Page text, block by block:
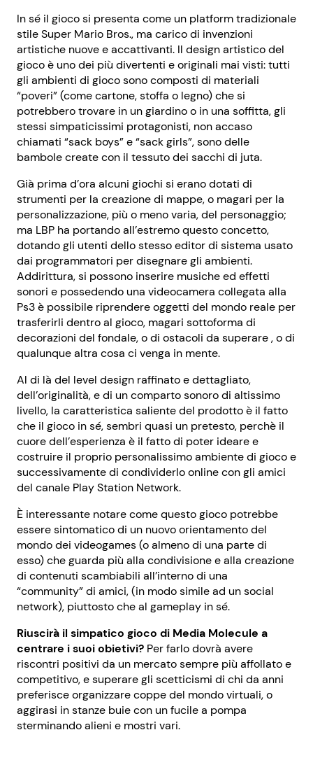
In sé il gioco si presenta come un platform tradizionale
stile Super Mario Bros., ma carico di invenzioni
artistiche nuove e accattivanti. Il design artistico del
gioco è uno dei più divertenti e originali mai visti: tutti
gli ambienti di gioco sono composti di materiali
“poveri” (come cartone, stoffa o legno) che si
potrebbero trovare in un giardino o in una soffitta, gli
stessi simpaticissimi protagonisti, non accaso
chiamati “sack boys” e “sack girls”, sono delle
bambole create con il tessuto dei sacchi di juta.
Già prima d’ora alcuni giochi si erano dotati di
strumenti per la creazione di mappe, o magari per la
personalizzazione, più o meno varia, del personaggio;
ma LBP ha portando all’estremo questo concetto,
dotando gli utenti dello stesso editor di sistema usato
dai programmatori per disegnare gli ambienti.
Addirittura, si possono inserire musiche ed effetti
sonori e possedendo una videocamera collegata alla
Ps3 è possibile riprendere oggetti del mondo reale per
trasferirli dentro al gioco, magari sottoforma di
decorazioni del fondale, o di ostacoli da superare , o di
qualunque altra cosa ci venga in mente.
Al di là del level design raffinato e dettagliato,
dell’originalità, e di un comparto sonoro di altissimo
livello, la caratteristica saliente del prodotto è il fatto
che il gioco in sé, sembri quasi un pretesto, perchè il
cuore dell’esperienza è il fatto di poter ideare e
costruire il proprio personalissimo ambiente di gioco e
successivamente di condividerlo online con gli amici
del canale Play Station Network.
È interessante notare come questo gioco potrebbe
essere sintomatico di un nuovo orientamento del
mondo dei videogames (o almeno di una parte di
esso) che guarda più alla condivisione e alla creazione
di contenuti scambiabili all’interno di una
“community” di amici, (in modo simile ad un social
network), piuttosto che al gameplay in sé.
Riuscirà il simpatico gioco di Media Molecule a
centrare i suoi obietivi? Per farlo dovrà avere
riscontri positivi da un mercato sempre più affollato e
competitivo, e superare gli scetticismi di chi da anni
preferisce organizzare coppe del mondo virtuali, o
aggirasi in stanze buie con un fucile a pompa
sterminando alieni e mostri vari.